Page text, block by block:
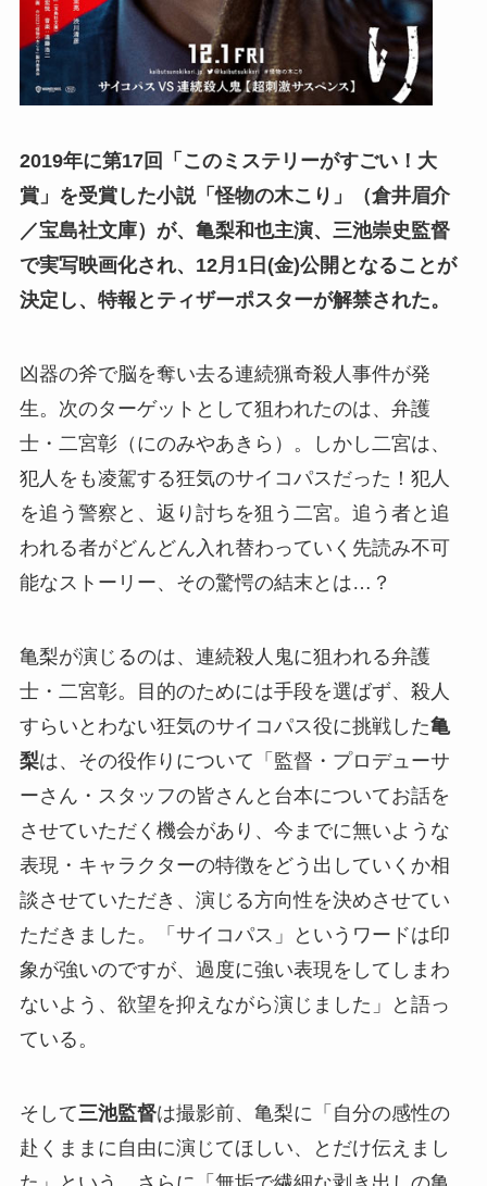
2019年に第17回「このミステリーがすごい！大
賞」を受賞した小説「怪物の木こり」（倉井眉介
／宝島社文庫）が、亀梨和也主演、三池崇史監督
で実写映画化され、12月1日(金)公開となることが
決定し、特報とティザーポスターが解禁された。
凶器の斧で脳を奪い去る連続猟奇殺人事件が発
生。次のターゲットとして狙われたのは、弁護
士・二宮彰（にのみやあきら）。しかし二宮は、
犯人をも凌駕する狂気のサイコパスだった！犯人
を追う警察と、返り討ちを狙う二宮。追う者と追
われる者がどんどん入れ替わっていく先読み不可
能なストーリー、その驚愕の結末とは…？
亀梨が演じるのは、連続殺人鬼に狙われる弁護
士・二宮彰。目的のためには手段を選ばず、殺人
すらいとわない狂気のサイコパス役に挑戦した亀
梨は、その役作りについて「監督・プロデューサ
ーさん・スタッフの皆さんと台本についてお話を
させていただく機会があり、今までに無いような
表現・キャラクターの特徴をどう出していくか相
談させていただき、演じる方向性を決めさせてい
ただきました。「サイコパス」というワードは印
象が強いのですが、過度に強い表現をしてしまわ
ないよう、欲望を抑えながら演じました」と語っ
ている。
そして三池監督は撮影前、亀梨に「自分の感性の
赴くままに自由に演じてほしい、とだけ伝えまし